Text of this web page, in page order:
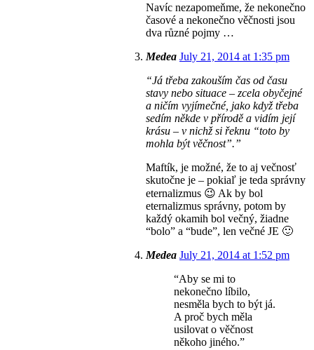
Navíc nezapomeňme, že nekonečno
časové a nekonečno věčnosti jsou
dva různé pojmy …
Medea July 21, 2014 at 1:35 pm
“Já třeba zakouším čas od času
stavy nebo situace – zcela obyčejné
a ničím vyjímečné, jako když třeba
sedím někde v přírodě a vidím její
krásu – v nichž si řeknu “toto by
mohla být věčnost”.”
Maftík, je možné, že to aj večnosť
skutočne je – pokiaľ je teda správny
eternalizmus 😉 Ak by bol
eternalizmus správny, potom by
každý okamih bol večný, žiadne
“bolo” a “bude”, len večné JE 🙂
Medea July 21, 2014 at 1:52 pm
“Aby se mi to
nekonečno líbilo,
nesměla bych to být já.
A proč bych měla
usilovat o věčnost
někoho jiného.”